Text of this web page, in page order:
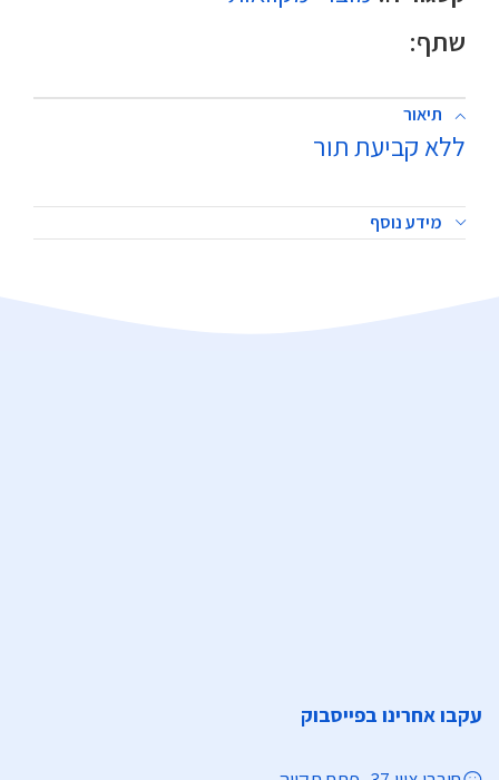
שתף:
תיאור
ללא קביעת תור
מידע נוסף
עקבו אחרינו בפייסבוק